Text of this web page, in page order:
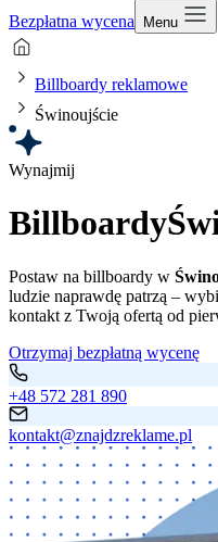
Bezpłatna wycena Menu
Billboardy reklamowe
Świnoujście
Wynajmij
Billboardy
Postaw na billboardy w
ludzie naprawdę patrzą –
kontakt z Twoją ofertą od
Otrzymaj bezpłatną wycenę
+48 572 281 890
kontakt@znajdzreklame.pl